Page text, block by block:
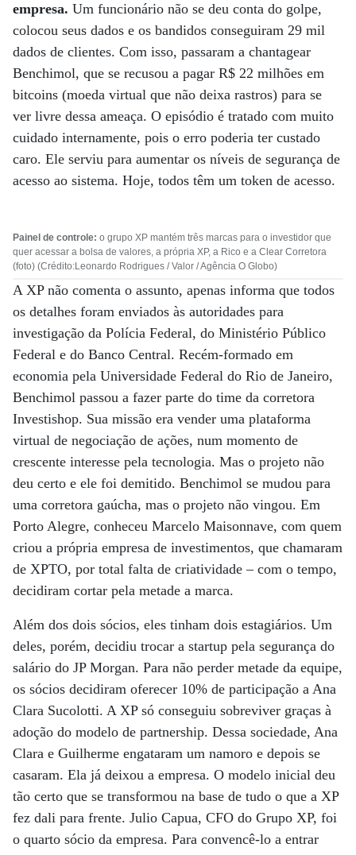
empresa. Um funcionário não se deu conta do golpe,
colocou seus dados e os bandidos conseguiram 29 mil
dados de clientes. Com isso, passaram a chantagear
Benchimol, que se recusou a pagar R$ 22 milhões em
bitcoins (moeda virtual que não deixa rastros) para se
ver livre dessa ameaça. O episódio é tratado com muito
cuidado internamente, pois o erro poderia ter custado
caro. Ele serviu para aumentar os níveis de segurança de
acesso ao sistema. Hoje, todos têm um token de acesso.
Painel de controle: o grupo XP mantém três marcas para o investidor que
quer acessar a bolsa de valores, a própria XP, a Rico e a Clear Corretora
(foto) (Crédito:Leonardo Rodrigues / Valor / Agência O Globo)
A XP não comenta o assunto, apenas informa que todos
os detalhes foram enviados às autoridades para
investigação da Polícia Federal, do Ministério Público
Federal e do Banco Central. Recém-formado em
economia pela Universidade Federal do Rio de Janeiro,
Benchimol passou a fazer parte do time da corretora
Investishop. Sua missão era vender uma plataforma
virtual de negociação de ações, num momento de
crescente interesse pela tecnologia. Mas o projeto não
deu certo e ele foi demitido. Benchimol se mudou para
uma corretora gaúcha, mas o projeto não vingou. Em
Porto Alegre, conheceu Marcelo Maisonnave, com quem
criou a própria empresa de investimentos, que chamaram
de XPTO, por total falta de criatividade – com o tempo,
decidiram cortar pela metade a marca.
Além dos dois sócios, eles tinham dois estagiários. Um
deles, porém, decidiu trocar a startup pela segurança do
salário do JP Morgan. Para não perder metade da equipe,
os sócios decidiram oferecer 10% de participação a Ana
Clara Sucolotti. A XP só conseguiu sobreviver graças à
adoção do modelo de partnership. Dessa sociedade, Ana
Clara e Guilherme engataram um namoro e depois se
casaram. Ela já deixou a empresa. O modelo inicial deu
tão certo que se transformou na base de tudo o que a XP
fez dali para frente. Julio Capua, CFO do Grupo XP, foi
o quarto sócio da empresa. Para convencê-lo a entrar